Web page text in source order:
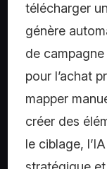
télécharger
génère
de
pour l’achat
mapper
créer des
le ciblage,